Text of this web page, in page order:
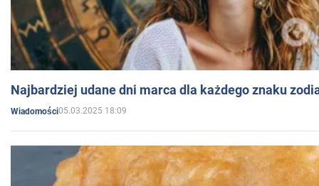
Najbardziej udane dni marca dla każdego znaku
Wiadomości05.03.2025 18:09